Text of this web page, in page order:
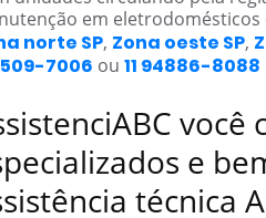
em
norte SP, Zona oeste SP,
7006 ou 11 94886-8088
e
técnica